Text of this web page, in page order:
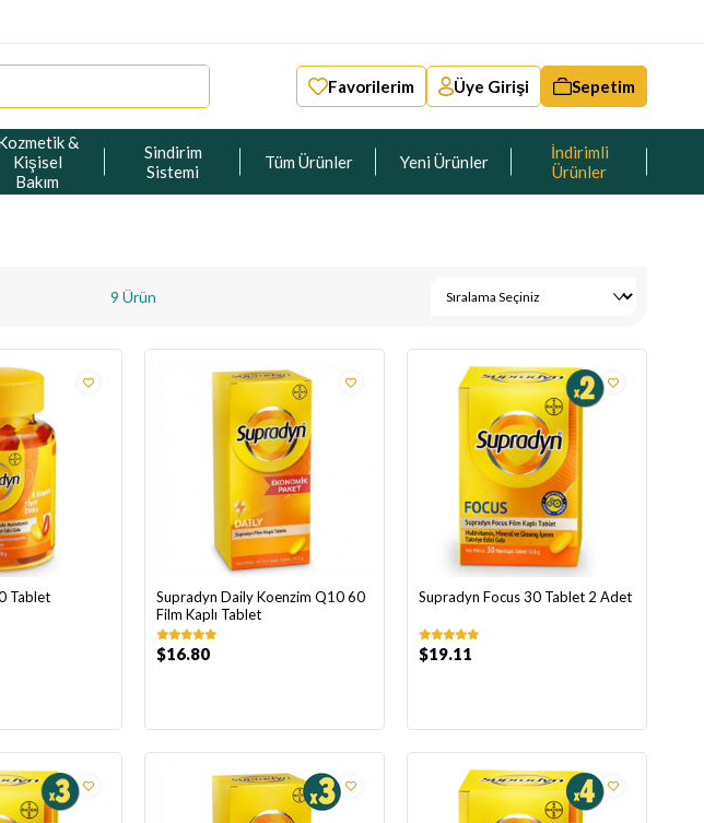
Favorilerim Üye Girişi Sepetim
&
Kişisel
Bakım
Sindirim
Sistemi
Tüm Ürünler Yeni Ürünler
İndirimli
Ürünler
9 Ürün
Tablet
Supradyn Daily Koenzim Q10 60
Film Kaplı Tablet
$16.80
Supradyn Focus 30 Tablet 2 Adet
$19.11